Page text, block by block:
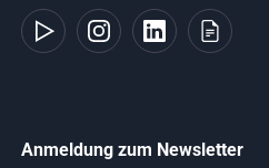
Anmeldung zum Newsletter